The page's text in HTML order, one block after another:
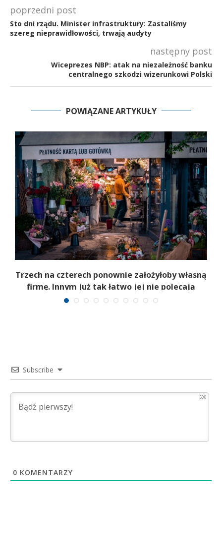
poprzedni post
Sto dni rządu. Minister infrastruktury: Zastaliśmy
szereg nieprawidłowości, trwają audyty
następny post
Wiceprezes NBP: atak na niezależność banku
centralnego szkodzi wizerunkowi Polski
POWIĄZANE ARTYKUŁY
Trzech na czterech ponownie założyłoby własną
firmę. Innym już tak łatwo jej nie polecają
Subscribe
500
0 KOMENTARZY